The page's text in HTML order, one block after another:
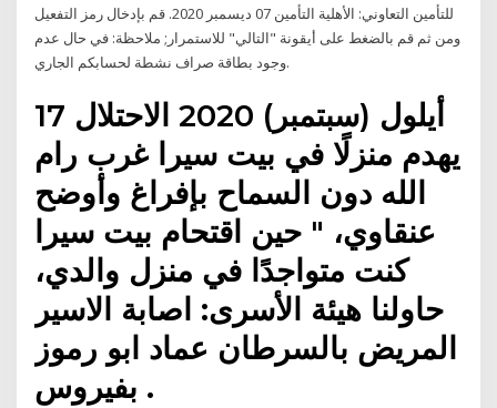
للتأمين التعاوني: الأهلية التأمين 07 ديسمبر 2020. قم بإدخال رمز التفعيل
ومن ثم قم بالضغط على أيقونة "التالي" للاستمرار; ملاحظة: في حال عدم
وجود بطاقة صراف نشطة لحسابكم الجاري.
17 أيلول (سبتمبر) 2020 الاحتلال
يهدم منزلًا في بيت سيرا غرب رام
الله دون السماح بإفراغ وأوضح
عنقاوي، " حين اقتحام بيت سيرا
كنت متواجدًا في منزل والدي،
حاولنا هيئة الأسرى: اصابة الاسير
المريض بالسرطان عماد ابو رموز
بفيروس .